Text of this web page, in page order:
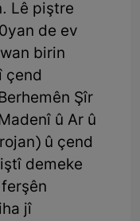
Lê piştre
de ev
birin
çend
Şîr
û Ar û
û çend
demeke
jî